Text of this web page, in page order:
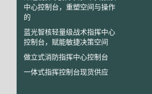
中心控制台，重塑空间与操作
的
蓝光智核轻量级战术指挥中心
控制台，赋能敏捷决策空间
做立式消防指挥中心控制台
一体式指挥控制台现货供应